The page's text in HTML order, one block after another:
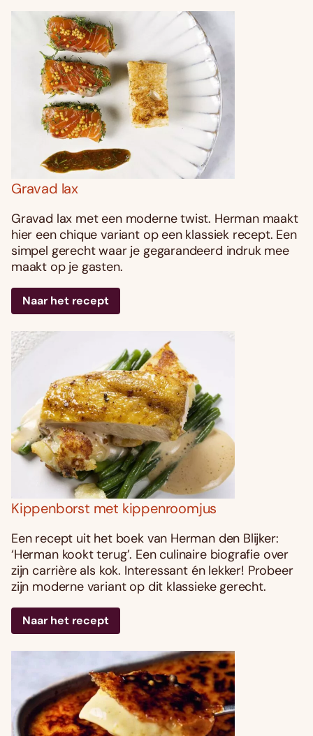
Gravad lax
Gravad lax met een moderne twist. Herman maakt
hier een chique variant op een klassiek recept. Een
simpel gerecht waar je gegarandeerd indruk mee
maakt op je gasten.
Naar het recept
Kippenborst met kippenroomjus
Een recept uit het boek van Herman den Blijker:
‘Herman kookt terug’. Een culinaire biografie over
zijn carrière als kok. Interessant én lekker! Probeer
zijn moderne variant op dit klassieke gerecht.
Naar het recept